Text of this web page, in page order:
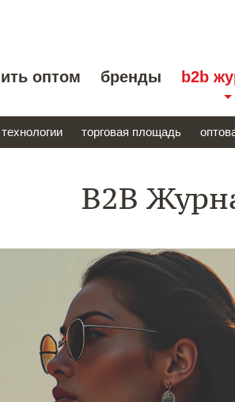
оптом бренды b2b
технологии торговая площадь
B2B